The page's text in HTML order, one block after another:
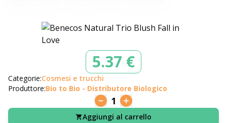
5.37 €
Categorie:Cosmesi e trucchi
Produttore:Bio to Bio - Distributore Biologico
1
Aggiungi al carrello